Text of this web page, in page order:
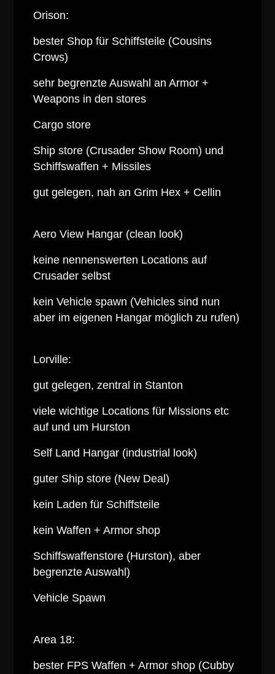
Orison:
bester Shop für Schiffsteile (Cousins
Crows)
sehr begrenzte Auswahl an Armor +
Weapons in den stores
Cargo store
Ship store (Crusader Show Room) und
Schiffswaffen + Missiles
gut gelegen, nah an Grim Hex + Cellin
Aero View Hangar (clean look)
keine nennenswerten Locations auf
Crusader selbst
kein Vehicle spawn (Vehicles sind nun
aber im eigenen Hangar möglich zu rufen)
Lorville:
gut gelegen, zentral in Stanton
viele wichtige Locations für Missions etc
auf und um Hurston
Self Land Hangar (industrial look)
guter Ship store (New Deal)
kein Laden für Schiffsteile
kein Waffen + Armor shop
Schiffswaffenstore (Hurston), aber
begrenzte Auswahl)
Vehicle Spawn
Area 18:
bester FPS Waffen + Armor shop (Cubby